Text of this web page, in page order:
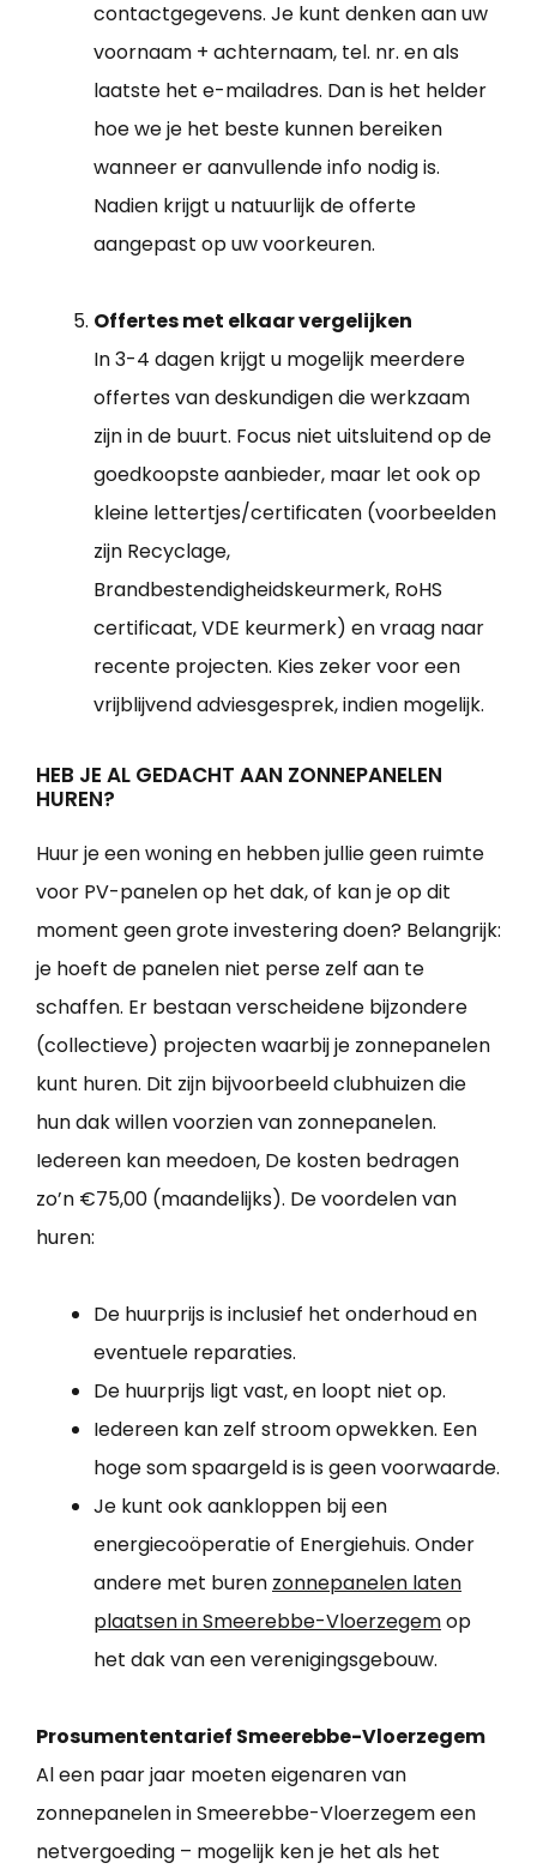
contactgegevens. Je kunt denken aan uw
voornaam + achternaam, tel. nr. en als
laatste het e-mailadres. Dan is het helder
hoe we je het beste kunnen bereiken
wanneer er aanvullende info nodig is.
Nadien krijgt u natuurlijk de offerte
aangepast op uw voorkeuren.
Offertes met elkaar vergelijken
In 3-4 dagen krijgt u mogelijk meerdere
offertes van deskundigen die werkzaam
zijn in de buurt. Focus niet uitsluitend op de
goedkoopste aanbieder, maar let ook op
kleine lettertjes/certificaten (voorbeelden
zijn Recyclage,
Brandbestendigheidskeurmerk, RoHS
certificaat, VDE keurmerk) en vraag naar
recente projecten. Kies zeker voor een
vrijblijvend adviesgesprek, indien mogelijk.
HEB JE AL GEDACHT AAN ZONNEPANELEN
HUREN?
Huur je een woning en hebben jullie geen ruimte
voor PV-panelen op het dak, of kan je op dit
moment geen grote investering doen? Belangrijk:
je hoeft de panelen niet perse zelf aan te
schaffen. Er bestaan verscheidene bijzondere
(collectieve) projecten waarbij je zonnepanelen
kunt huren. Dit zijn bijvoorbeeld clubhuizen die
hun dak willen voorzien van zonnepanelen.
Iedereen kan meedoen, De kosten bedragen
zo’n €75,00 (maandelijks). De voordelen van
huren:
De huurprijs is inclusief het onderhoud en
eventuele reparaties.
De huurprijs ligt vast, en loopt niet op.
Iedereen kan zelf stroom opwekken. Een
hoge som spaargeld is is geen voorwaarde.
Je kunt ook aankloppen bij een
energiecoöperatie of Energiehuis. Onder
andere met buren zonnepanelen laten
plaatsen in Smeerebbe-Vloerzegemop
het dak van een verenigingsgebouw.
Prosumententarief Smeerebbe-Vloerzegem
Al een paar jaar moeten eigenaren van
zonnepanelen in Smeerebbe-Vloerzegem een
netvergoeding – mogelijk ken je het als het